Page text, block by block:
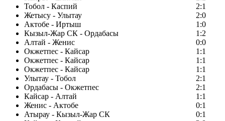
Тобол - Каспий
2:1
Жетысу - Улытау
2:0
Актобе - Иртыш
1:0
Кызыл-Жар СК - Ордабасы
1:2
Алтай - Женис
0:0
Окжетпес - Кайсар
1:1
Окжетпес - Кайсар
1:1
Окжетпес - Кайсар
1:1
Улытау - Тобол
2:1
Ордабасы - Окжетпес
2:1
Кайсар - Алтай
1:1
Женис - Актобе
0:1
Атырау - Кызыл-Жар СК
0:1